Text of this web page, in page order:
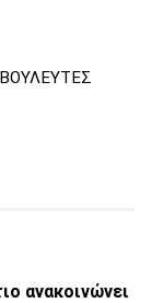
ανακοινώνει